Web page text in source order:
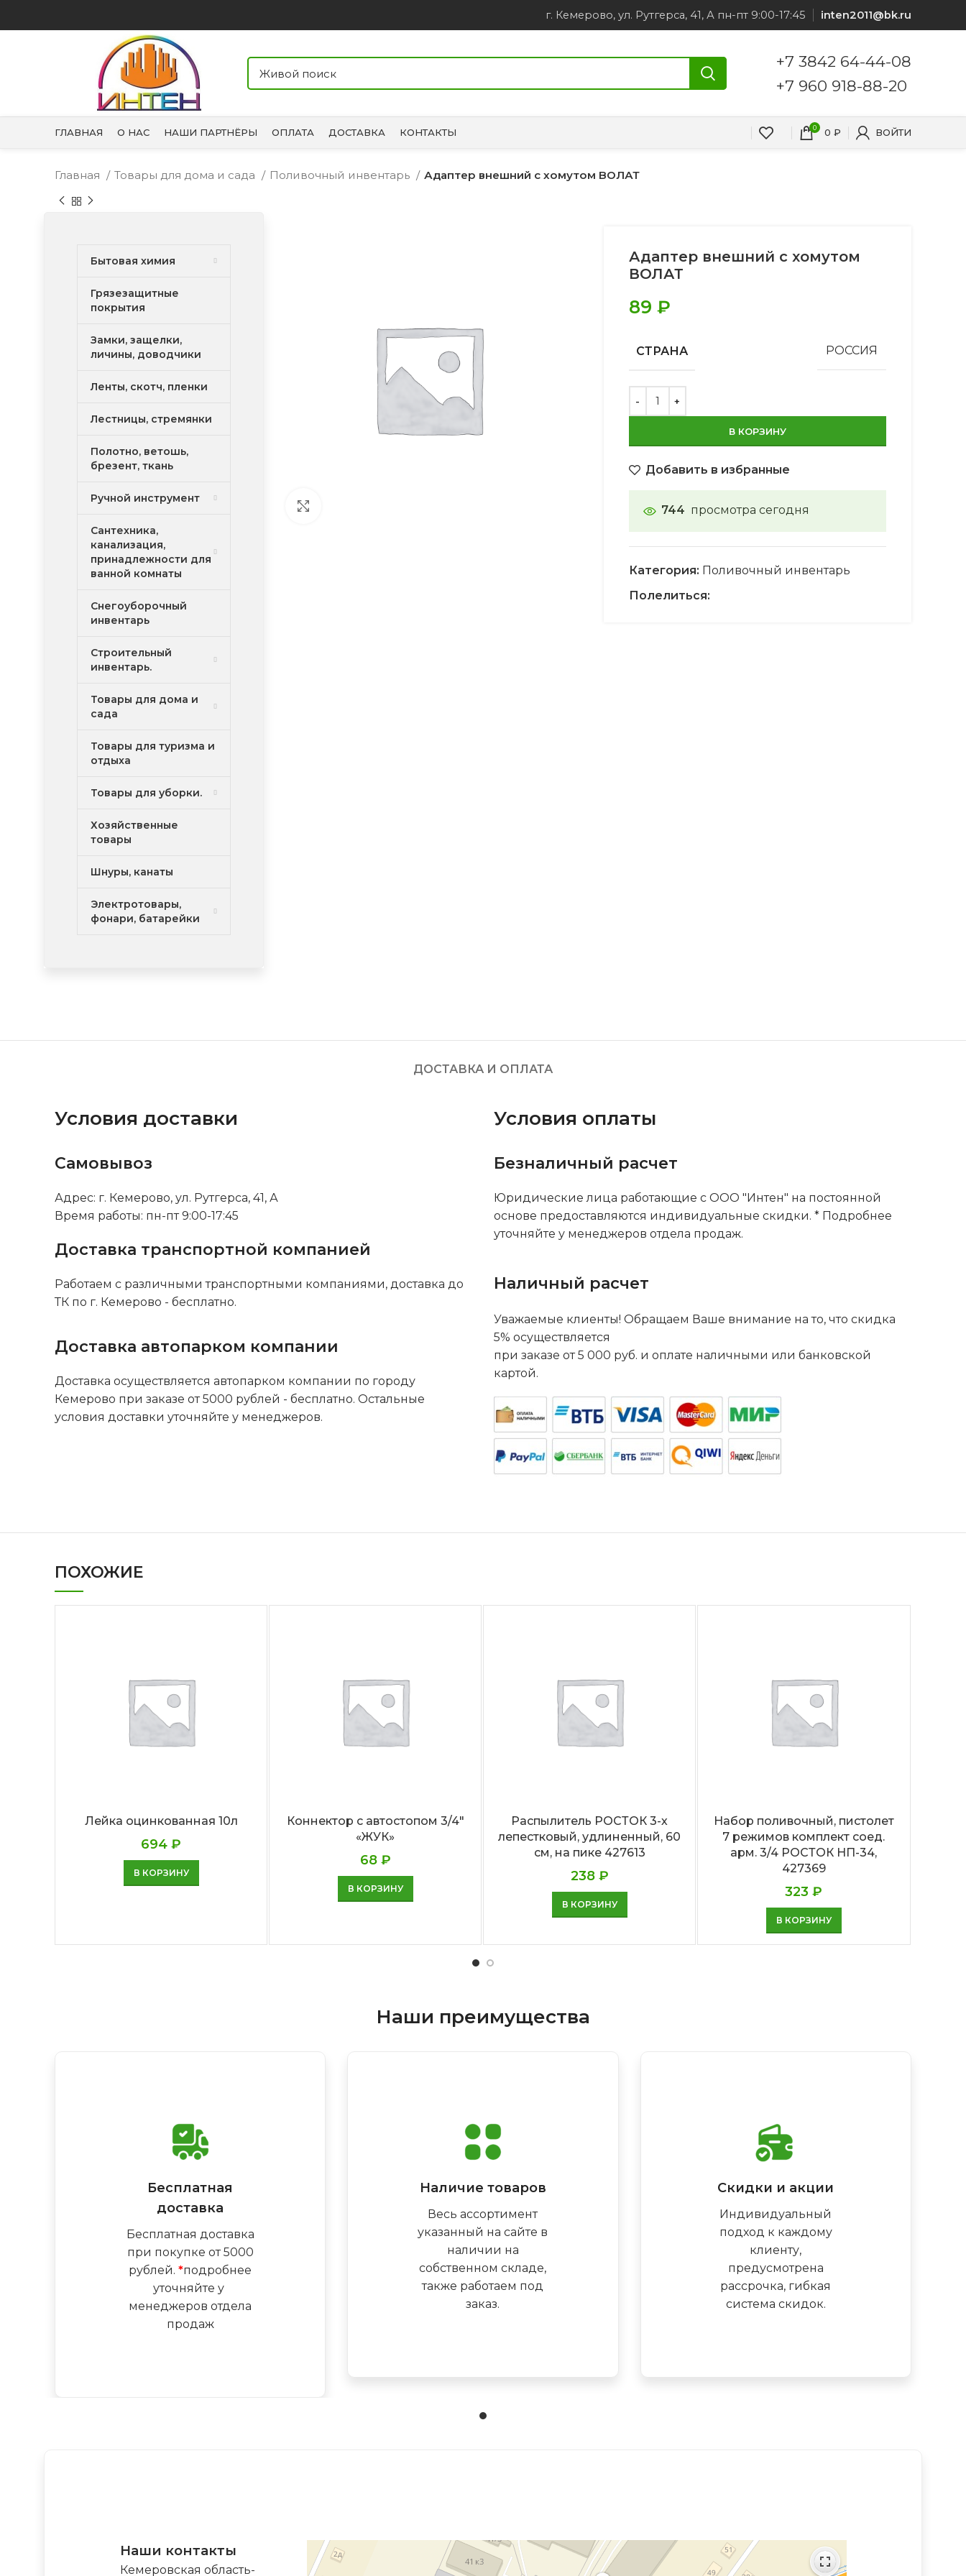
г. Кемерово, ул. Рутгерса, 41, А пн-пт 9:00-17:45 inten2011@bk.ru
+7 3842 64-44-08
+7 960 918-88-20
ГЛАВНАЯ О НАС НАШИ ПАРТНЁРЫ ОПЛАТА ДОСТАВКА КОНТАКТЫ 0 0 ₽ ВОЙТИ
Главная Товары для дома и сада Поливочный инвентарь Адаптер внешний с хомутом ВОЛАТ
Адаптер внешний с хомутом
ВОЛАТ
89 ₽
СТРАНА РОССИЯ
В КОРЗИНУ
Добавить в избранные
744 просмотра сегодня
Категория: Поливочный инвентарь
Полелиться:
Бытовая химия
Грязезащитные
покрытия
Замки, защелки,
личины, доводчики
Ленты, скотч, пленки
Лестницы, стремянки
Полотно, ветошь,
брезент, ткань
Ручной инструмент
Сантехника,
канализация,
принадлежности для
ванной комнаты
Снегоуборочный
инвентарь
Строительный
инвентарь.
Товары для дома и
сада
Товары для туризма и
отдыха
Товары для уборки.
Хозяйственные
товары
Шнуры, канаты
Электротовары,
фонари, батарейки
ДОСТАВКА И ОПЛАТА
Условия доставки
Самовывоз
Адрес: г. Кемерово, ул. Рутгерса, 41, А
Время работы: пн-пт 9:00-17:45
Доставка транспортной компанией
Работаем с различными транспортными компаниями, доставка до
ТК по г. Кемерово - бесплатно.
Доставка автопарком компании
Доставка осуществляется автопарком компании по городу
Кемерово при заказе от 5000 рублей - бесплатно. Остальные
условия доставки уточняйте у менеджеров.
Условия оплаты
Безналичный расчет
Юридические лица работающие с ООО "Интен" на постоянной
основе предоставляются индивидуальные скидки. * Подробнее
уточняйте у менеджеров отдела продаж.
Наличный расчет
Уважаемые клиенты! Обращаем Ваше внимание на то, что скидка
5% осуществляется
при заказе от 5 000 руб. и оплате наличными или банковской
картой.
ПОХОЖИЕ
Лейка оцинкованная 10л
694₽
В КОРЗИНУ
Коннектор с автостопом 3/4″
«ЖУК»
68 ₽
В КОРЗИНУ
Распылитель РОСТОК 3-х
лепестковый, удлиненный, 60
см, на пике 427613
238 ₽
В КОРЗИНУ
Набор поливочный, пистолет
7 режимов комплект соед.
арм. 3/4 РОСТОК НП-34,
427369
323₽
В КОРЗИНУ
Наши преимущества
Бесплатная
доставка
Бесплатная доставка
при покупке от 5000
рублей.*подробнее
уточняйте у
менеджеров отдела
продаж
Наличие товаров
Весь ассортимент
указанный на сайте в
наличии на
собственном складе,
также работаем под
заказ.
Скидки и акции
Индивидуальный
подход к каждому
клиенту,
предусмотрена
рассрочка, гибкая
система скидок.
Наши контакты
Кемеровская область-